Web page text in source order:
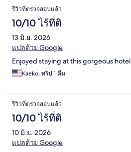
รีวิว
รีวิวที่ตรวจสอบแล้ว
10/10 ไร้ที่ติ
13 มิ.ย. 2026
แปลด้วย Google
Enjoyed staying at this gorgeous hotel
Kaeko, ทริป 1 คืน
รีวิวที่ตรวจสอบแล้ว
10/10 ไร้ที่ติ
10 มิ.ย. 2026
แปลด้วย Google